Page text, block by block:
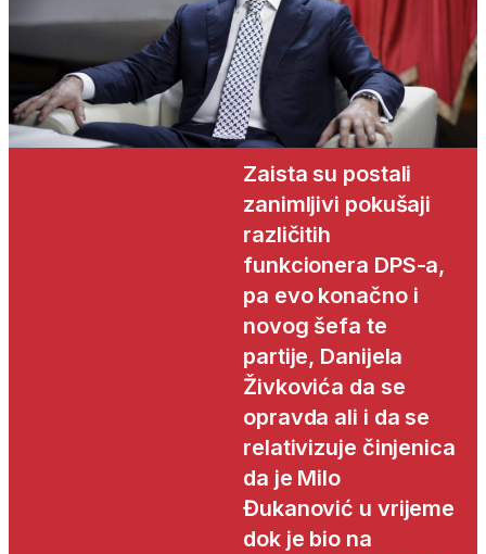
Zaista su postali
zanimljivi pokušaji
različitih
funkcionera DPS-a,
pa evo konačno i
novog šefa te
partije, Danijela
Živkovića da se
opravda ali i da se
relativizuje činjenica
da je Milo
Đukanović u vrijeme
dok je bio na